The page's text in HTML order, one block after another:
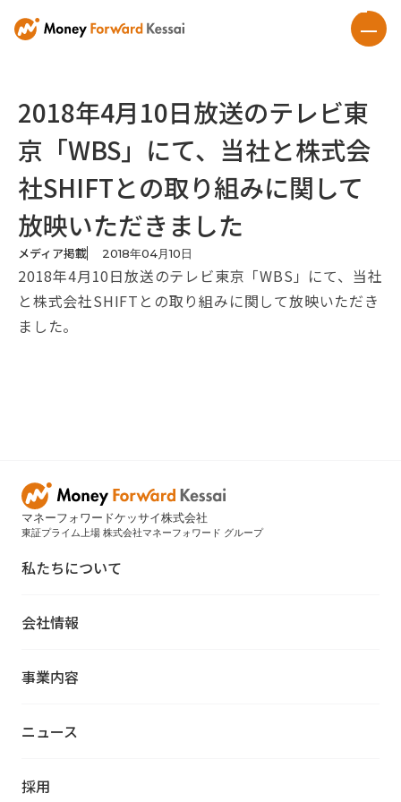
2018年4月10日放送のテレビ東
京「WBS」にて、当社と株式会
社SHIFTとの取り組みに関して
放映いただきました
メディア掲載 2018年04月10日
2018年4月10日放送のテレビ東京「WBS」にて、当社
と株式会社SHIFTとの取り組みに関して放映いただき
ました。
マネーフォワードケッサイ株式会社
東証プライム上場 株式会社マネーフォワード グループ
私たちについて
会社情報
事業内容
ニュース
採用